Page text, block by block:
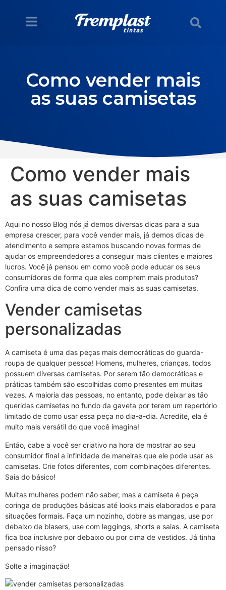
Como vender mais
as suas camisetas
Como vender mais
as suas camisetas
Aqui no nosso Blog nós já demos diversas dicas para a sua
empresa crescer, para você vender mais, já demos dicas de
atendimento e sempre estamos buscando novas formas de
ajudar os empreendedores a conseguir mais clientes e maiores
lucros. Você já pensou em como você pode educar os seus
consumidores de forma que eles comprem mais produtos?
Confira uma dica de como vender mais as suas camisetas.
Vender camisetas
personalizadas
A camiseta é uma das peças mais democráticas do guarda-
roupa de qualquer pessoa! Homens, mulheres, crianças, todos
possuem diversas camisetas. Por serem tão democráticas e
práticas também são escolhidas como presentes em muitas
vezes. A maioria das pessoas, no entanto, pode deixar as tão
queridas camisetas no fundo da gaveta por terem um repertório
limitado de como usar essa peça no dia-a-dia. Acredite, ela é
muito mais versátil do que você imagina!
Então, cabe a você ser criativo na hora de mostrar ao seu
consumidor final a infinidade de maneiras que ele pode usar as
camisetas. Crie fotos diferentes, com combinações diferentes.
Saia do básico!
Muitas mulheres podem não saber, mas a camiseta é peça
coringa de produções básicas até looks mais elaborados e para
situações formais. Faça um nozinho, dobre as mangas, use por
debaixo de blasers, use com leggings, shorts e saias. A camiseta
fica boa inclusive por debaixo ou por cima de vestidos. Já tinha
pensado nisso?
Solte a imaginação!